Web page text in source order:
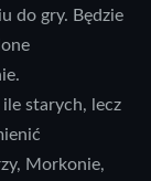
do gry. Będzie
starych, lecz
Morkonie,